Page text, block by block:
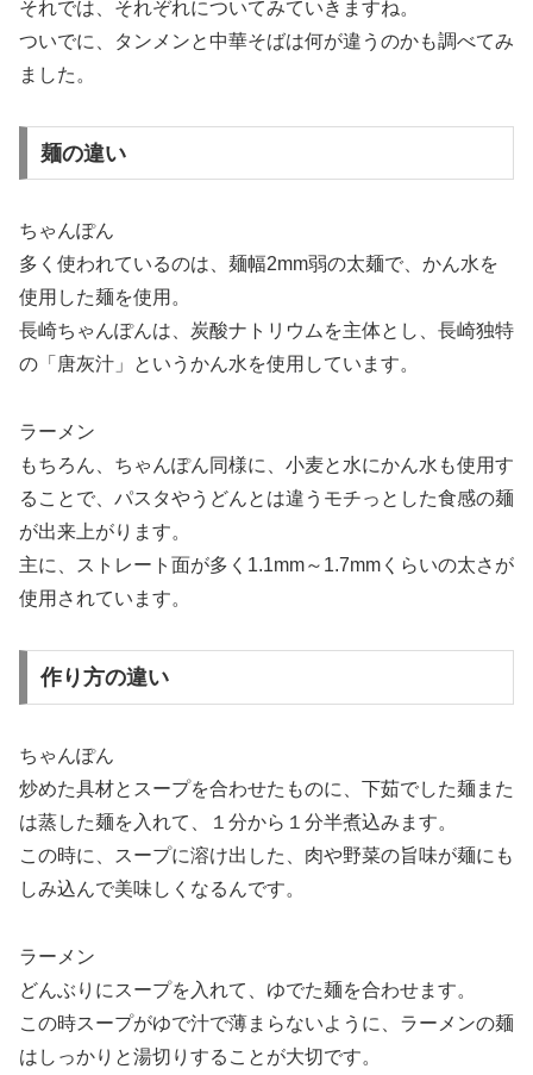
それでは、それぞれについてみていきますね。
ついでに、タンメンと中華そばは何が違うのかも調べてみ
ました。
麺の違い
ちゃんぽん
多く使われているのは、麺幅2mm弱の太麺で、かん水を
使用した麺を使用。
長崎ちゃんぽんは、炭酸ナトリウムを主体とし、長崎独特
の「唐灰汁」というかん水を使用しています。
ラーメン
もちろん、ちゃんぽん同様に、小麦と水にかん水も使用す
ることで、パスタやうどんとは違うモチっとした食感の麺
が出来上がります。
主に、ストレート面が多く1.1mm～1.7mmくらいの太さが
使用されています。
作り方の違い
ちゃんぽん
炒めた具材とスープを合わせたものに、下茹でした麺また
は蒸した麺を入れて、１分から１分半煮込みます。
この時に、スープに溶け出した、肉や野菜の旨味が麺にも
しみ込んで美味しくなるんです。
ラーメン
どんぶりにスープを入れて、ゆでた麺を合わせます。
この時スープがゆで汁で薄まらないように、ラーメンの麺
はしっかりと湯切りすることが大切です。